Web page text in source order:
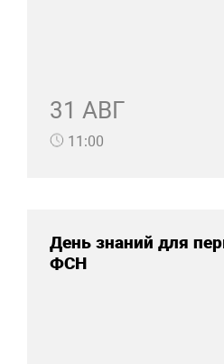
31 АВГ
11:00
День знаний для
ФСН